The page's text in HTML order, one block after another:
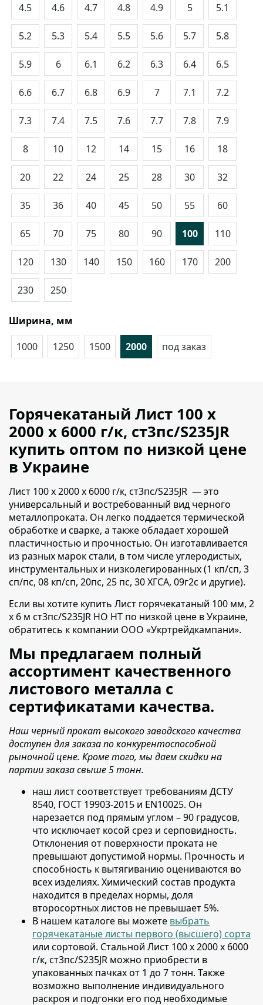
4.5 4.6 4.7 4.8 4.9 5 5.1
5.2 5.3 5.4 5.5 5.6 5.7 5.8
5.9 6 6.1 6.2 6.3 6.4 6.5
6.6 6.7 6.8 6.9 7 7.1 7.2
7.3 7.4 7.5 7.6 7.7 7.8 7.9
8 10 12 14 15 16 18
20 22 24 25 28 30 32
35 36 40 45 50 55 60
65 70 75 80 90 100 110
120 130 140 150 160 170 200
230 250
Ширина, мм
1000
1250 1500 2000 под заказ
Горячекатаный Лист 100 х
2000 х 6000 г/к, ст3пс/S235JR
купить оптом по низкой цене
в Украине
Лист 100 х 2000 х 6000 г/к, ст3пс/S235JR — это
универсальный и востребованный вид черного
металлопроката. Он легко поддается термической
обработке и сварке, а также обладает хорошей
пластичностью и прочностью. Он изготавливается
из разных марок стали, в том числе углеродистых,
инструментальных и низколегированных (1 кп/сп, 3
сп/пс, 08 кп/сп, 20пс, 25 пс, 30 ХГСА, 09г2с и другие).
Если вы хотите купить Лист горячекатаный 100 мм, 2
х 6 м ст3пс/S235JR НО НТ по низкой цене в Украине,
обратитесь к компании ООО «Укртрейдкампани».
Мы предлагаем полный
ассортимент качественного
листового металла с
сертификатами качества.
Наш черный прокат высокого заводского качества
доступен для заказа по конкурентоспособной
рыночной цене. Кроме того, мы даем скидки на
партии заказа свыше 5 тонн.
наш лист соответствует требованиям ДСТУ
8540, ГОСТ 19903-2015 и EN10025. Он
нарезается под прямым углом – 90 градусов,
что исключает косой срез и серповидность.
Отклонения от поверхности проката не
превышают допустимой нормы. Прочность и
способность к вытягиванию оцениваются во
всех изделиях. Химический состав продукта
находится в пределах нормы, доля
второсортных листов не превышает 5%.
В нашем каталоге вы можете выбрать
горячекатаные листы первого (высшего) сорта
или сортовой. Стальной Лист 100 х 2000 х 6000
г/к, ст3пс/S235JR можно приобрести в
упакованных пачках от 1 до 7 тонн. Также
возможно выполнение индивидуального
раскроя и подгонки его под необходимые